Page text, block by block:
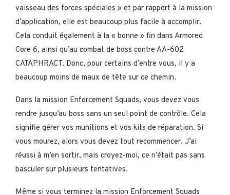
vaisseau des forces spéciales » et par rapport à la mission
d’application, elle est beaucoup plus facile à accomplir.
Cela conduit également à la « bonne » fin dans Armored
Core 6, ainsi qu’au combat de boss contre AA-602
CATAPHRACT. Donc, pour certains d’entre vous, il y a
beaucoup moins de maux de tête sur ce chemin.
Dans la mission Enforcement Squads, vous devez vous
rendre jusqu’au boss sans un seul point de contrôle. Cela
signifie gérer vos munitions et vos kits de réparation. Si
vous mourez, alors vous devez tout recommencer. J’ai
réussi à m’en sortir, mais croyez-moi, ce n’était pas sans
basculer sur plusieurs tentatives.
Même si vous terminez la mission Enforcement Squads